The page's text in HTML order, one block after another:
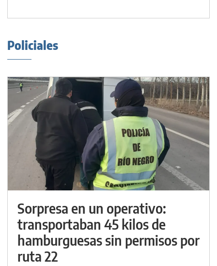
Policiales
Sorpresa en un operativo:
transportaban 45 kilos de
hamburguesas sin permisos por
ruta 22